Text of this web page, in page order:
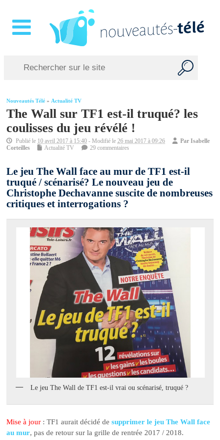
Nouveautés Télé »Actualité TV
The Wall sur TF1 est-il truqué? les
coulisses du jeu révélé !
Publié le 10 avril 2017 à 15:40 - Modifié le26 mai 2017 à 09:26 ParIsabelle
Corteilles
Actualité TV 29 commentaires
Le jeu The Wall face au mur de TF1 est-il
truqué / scénarisé? Le nouveau jeu de
Christophe Dechavanne suscite de nombreuses
critiques et interrogations ?
Le jeu The Wall de TF1 est-il vrai ou scénarisé, truqué ?
Mise à jour : TF1 aurait décidé desupprimer le jeu The Wall face
au mur, pas de retour sur la grille de rentrée 2017 / 2018.